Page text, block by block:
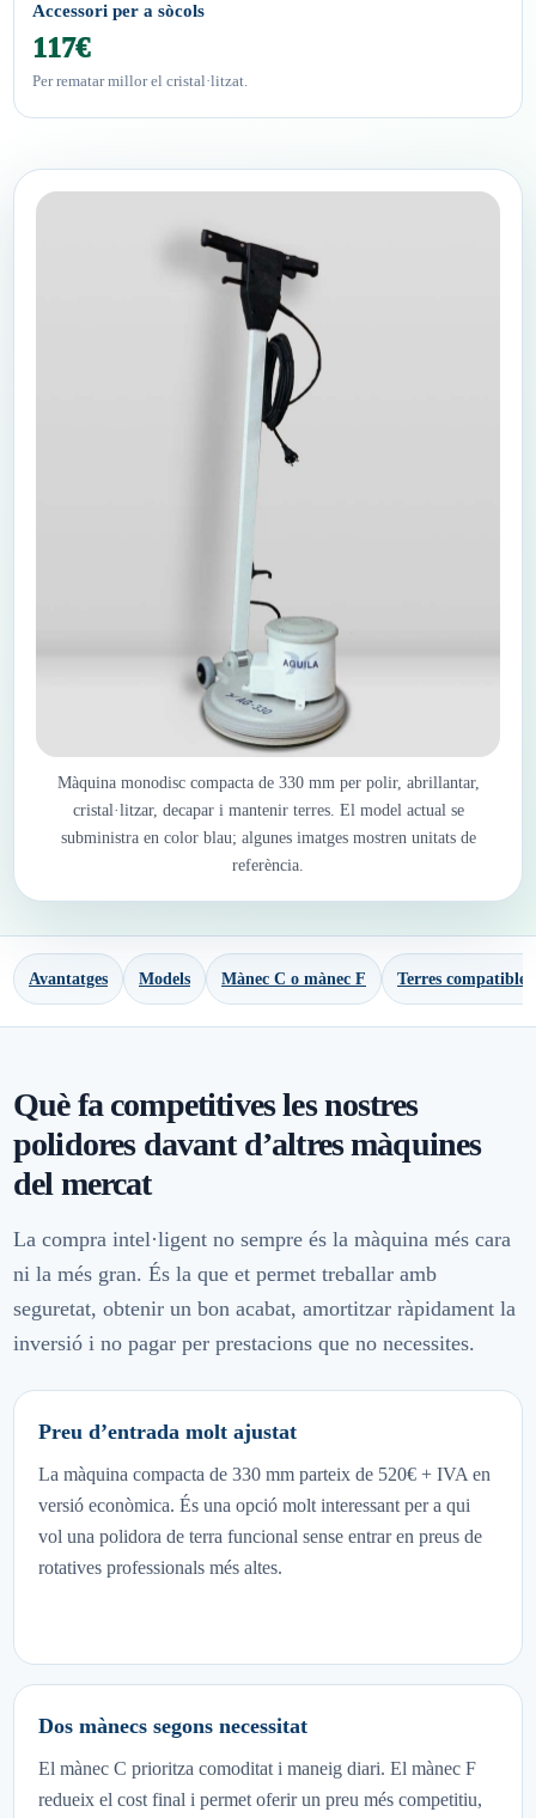
Accessori per a sòcols
117€
Per rematar millor el cristal·litzat.
Màquina monodisc compacta de 330 mm per polir, abrillantar,
cristal·litzar, decapar i mantenir terres. El model actual se
subministra en color blau; algunes imatges mostren unitats de
referència.
Avantatges Models Mànec C o mànec F Terres compatibles
Què fa competitives les nostres
polidores davant d’altres màquines
del mercat
La compra intel·ligent no sempre és la màquina més cara
ni la més gran. És la que et permet treballar amb
seguretat, obtenir un bon acabat, amortitzar ràpidament la
inversió i no pagar per prestacions que no necessites.
Preu d’entrada molt ajustat
La màquina compacta de 330 mm parteix de 520€ + IVA en
versió econòmica. És una opció molt interessant per a qui
vol una polidora de terra funcional sense entrar en preus de
rotatives professionals més altes.
Dos mànecs segons necessitat
El mànec C prioritza comoditat i maneig diari. El mànec F
redueix el cost final i permet oferir un preu més competitiu,